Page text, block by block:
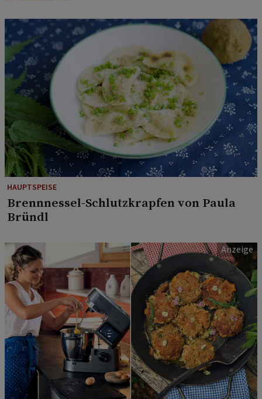
HAUPTSPEISE
Brennnessel-Schlutzkrapfen von Paula
Bründl